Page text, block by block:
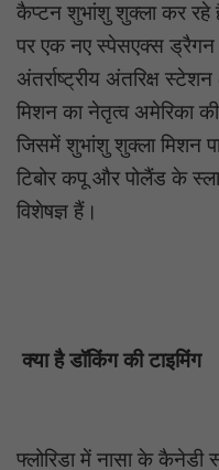
कैप्टन शुभांशु शुक्ला कर
पर एक नए स्पेसएक्स ड्रैगन
अंतर्राष्ट्रीय अंतरिक्ष
मिशन का नेतृत्व अमेरिका
जिसमें शुभांशु शुक्ला मिशन
टिबोर कपू और पोलैंड के
विशेषज्ञ हैं।
क्या है डॉकिंग की टाइमिंग
फ्लोरिडा में नासा के कैनेडी